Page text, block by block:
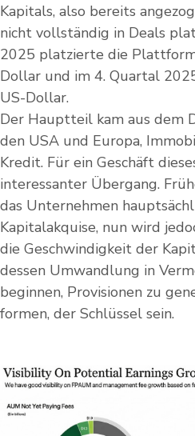
Kapitals, also bereits
nicht vollständig in Deals
2025 platzierte die
Dollar und im 4. Quartal
US-Dollar.
Der Hauptteil kam aus dem
den USA und Europa,
Kredit. Für ein Geschäft
interessanter Übergang.
das Unternehmen
Kapitalakquise, nun wird
die Geschwindigkeit der
dessen Umwandlung in
beginnen, Provisionen zu
formen, der Schlüssel sein.